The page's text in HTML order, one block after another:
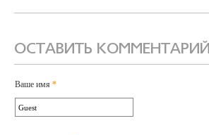
ОСТАВИТЬ КОММЕНТАРИЙ
Ваше имя *